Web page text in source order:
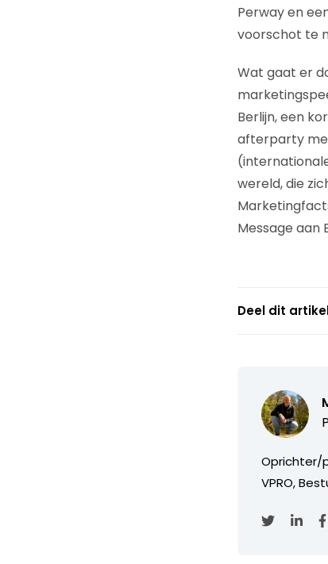
Perway en
voorschot te
Wat gaat er
Berlijn, een
afterparty
wereld, die
Message aan
Deel dit
Oprichter/
VPRO,